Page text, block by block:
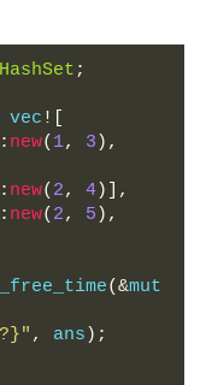
HashSet ;
vec ![
new( 1, 3 ),
new( 2, 4)],
new( 2, 5 ),
(&mut
, ans );